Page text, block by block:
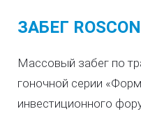
ЗАБЕГ
Массовый забег по
гоночной серии
инвестиционного